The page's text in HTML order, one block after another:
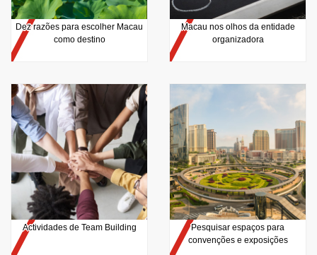
Dez razões para escolher Macau
como destino
Macau nos olhos da entidade
organizadora
Actividades de Team Building
Pesquisar espaços para
convenções e exposições